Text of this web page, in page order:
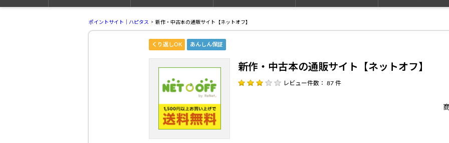
ポイントサイト｜ハピタス 新作・中古本の通販サイト【ネットオフ】
くり返しOK あんしん保証
新作・中古本の通販サイト【ネットオフ】
レビュー件数： 87 件